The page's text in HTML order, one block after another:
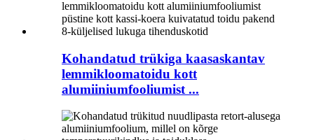
Kohandatud trükiga kaasaskantav
lemmikloomatoidu kott
alumiiniumfooliumist ...